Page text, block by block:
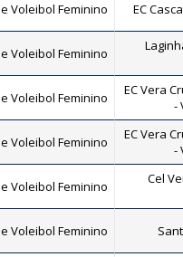
Voleibol Feminino EC
Voleibol Feminino
Voleibol Feminino
EC Vera
-
Voleibol Feminino
EC Vera
-
Voleibol Feminino Cel
Voleibol Feminino